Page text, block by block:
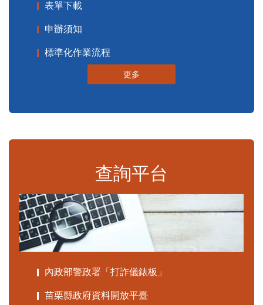
表單下載
申辦須知
標準化作業流程
更多
查詢平台
內政部警政署「打詐儀錶板」
苗栗縣政府資料開放平臺